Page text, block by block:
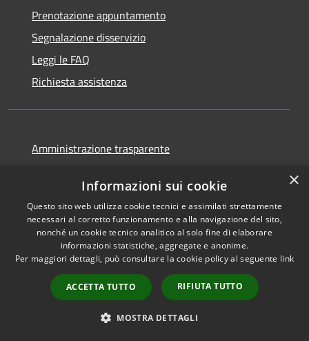
Prenotazione appuntamento
Segnalazione disservizio
Leggi le FAQ
Richiesta assistenza
Amministrazione trasparente
WhistleBlowing
Informativa privacy
Note legali
Dichiarazione di accessibilità
×
Informazioni sui cookie
Questo sito web utilizza cookie tecnici e assimilati strettamente
necessari al corretto funzionamento e alla navigazione del sito,
nonché un cookie tecnico analitico al solo fine di elaborare
informazioni statistiche, aggregate e anonime.
Per maggiori dettagli, può consultare la cookie policy al seguente link
ACCETTA TUTTO RIFIUTA TUTTO
MOSTRA DETTAGLI